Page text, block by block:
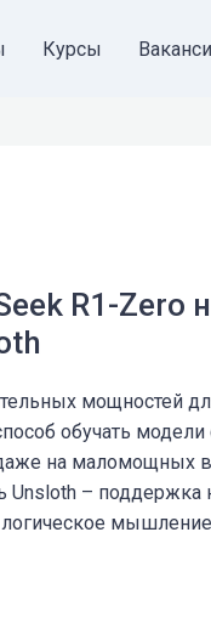
Курсы
R1-Zero
мощностей
обучать модели
на маломощных
– поддержка